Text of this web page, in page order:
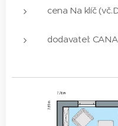
cena Na klíč
dodavatel: